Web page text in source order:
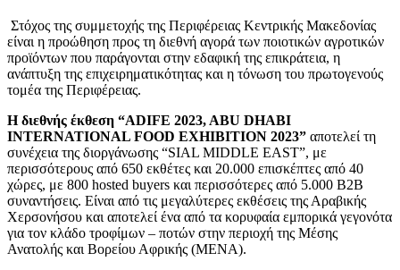
Στόχος της συμμετοχής της Περιφέρειας Κεντρικής Μακεδονίας
είναι η προώθηση προς τη διεθνή αγορά των ποιοτικών αγροτικών
προϊόντων που παράγονται στην εδαφική της επικράτεια, η
ανάπτυξη της επιχειρηματικότητας και η τόνωση του πρωτογενούς
τομέα της Περιφέρειας.
Η διεθνής έκθεση “ADIFE 2023, ABU DHABI
INTERNATIONAL FOOD EXHIBITION 2023” αποτελεί τη
συνέχεια της διοργάνωσης “SIAL MIDDLE EAST”, με
περισσότερους από 650 εκθέτες και 20.000 επισκέπτες από 40
χώρες, με 800 hosted buyers και περισσότερες από 5.000 Β2Β
συναντήσεις. Είναι από τις μεγαλύτερες εκθέσεις της Αραβικής
Χερσονήσου και αποτελεί ένα από τα κορυφαία εμπορικά γεγονότα
για τον κλάδο τροφίμων – ποτών στην περιοχή της Μέσης
Ανατολής και Βορείου Αφρικής (ΜΕΝΑ).